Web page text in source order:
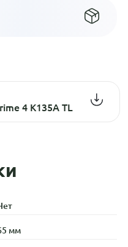
4 K135A TL
мм